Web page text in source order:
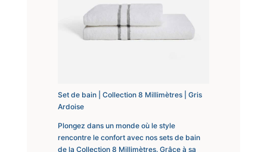
Set de bain | Collection 8 Millimètres | Gris
Ardoise
Plongez dans un monde où le style
rencontre le confort avec nos sets de bain
de la Collection 8 Millimètres. Grâce à sa